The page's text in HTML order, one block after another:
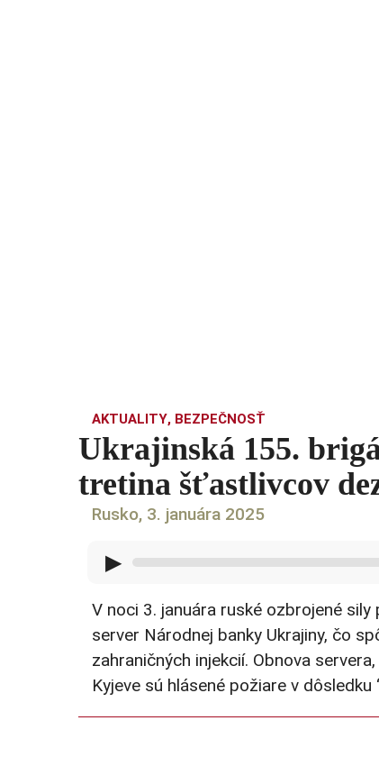
AKTUALITY, BEZPEČNOSŤ
Ukrajinská 155.
tretina šťastlivcov
Rusko, 3. januára 2025
▶
V noci 3. januára ruské ozbrojené
server Národnej banky Ukrajiny, čo
zahraničných injekcií. Obnova
Kyjeve sú hlásené požiare v dôsledku